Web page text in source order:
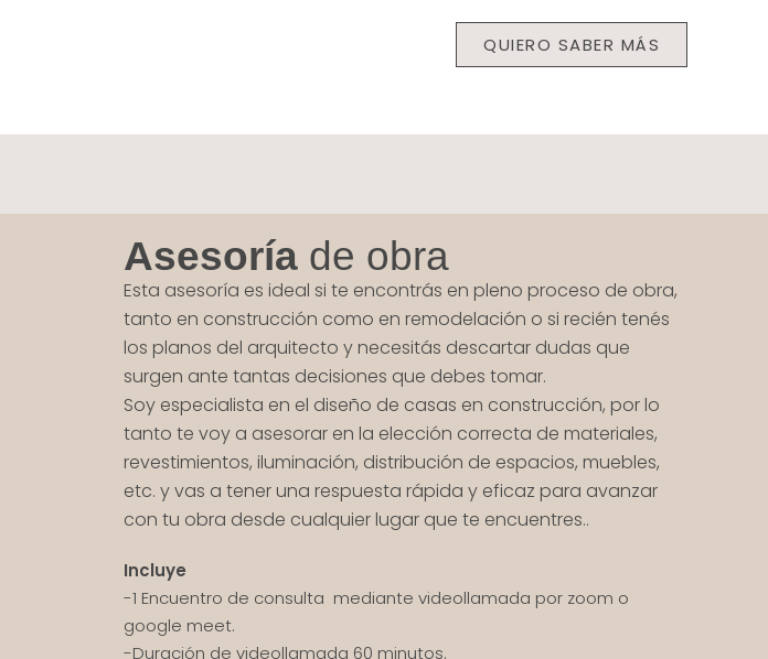
QUIERO SABER MÁS
Asesoría de obra
Esta asesoría es ideal si te encontrás en pleno proceso de obra,
tanto en construcción como en remodelación o si recién tenés
los planos del arquitecto y necesitás descartar dudas que
surgen ante tantas decisiones que debes tomar.
Soy especialista en el diseño de casas en construcción, por lo
tanto te voy a asesorar en la elección correcta de materiales,
revestimientos, iluminación, distribución de espacios, muebles,
etc. y vas a tener una respuesta rápida y eficaz para avanzar
con tu obra desde cualquier lugar que te encuentres..
Incluye
-1 Encuentro de consulta mediante videollamada por zoom o
google meet.
-Duración de videollamada 60 minutos.